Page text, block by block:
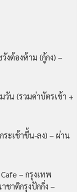
งต้องห้าม (กู้กง) –
มวัน (รวมค่าบัตรเข้า +
ระเช้าขึ้น-ลง) – ผ่าน
– กรุงเทพ
าติกรุงปักกิ่ง –